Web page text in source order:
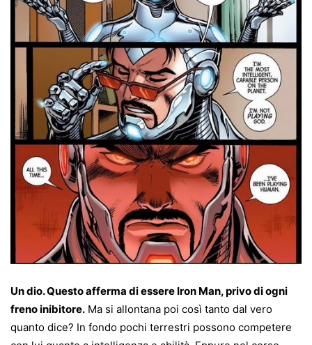
Un dio. Questo afferma di essere Iron Man, privo di ogni
freno inibitore. Ma si allontana poi così tanto dal vero
quanto dice? In fondo pochi terrestri possono competere